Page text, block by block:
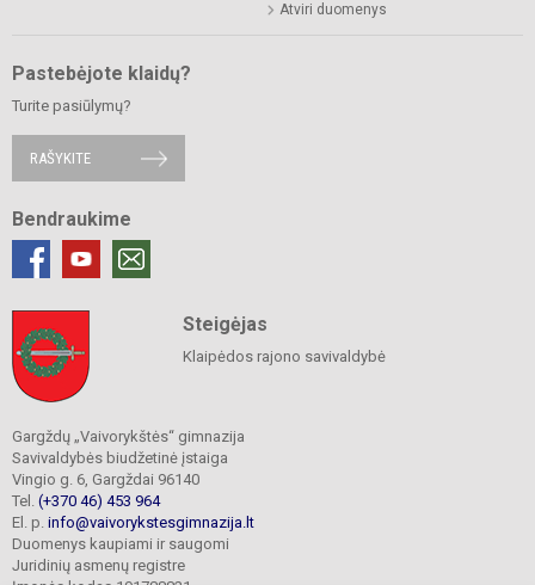
Atviri duomenys
Pastebėjote klaidų?
Turite pasiūlymų?
RAŠYKITE
Bendraukime
Steigėjas
Klaipėdos rajono savivaldybė
Gargždų „Vaivorykštės“ gimnazija
Savivaldybės biudžetinė įstaiga
Vingio g. 6, Gargždai 96140
Tel. (+370 46) 453 964
El. p. info@vaivorykstesgimnazija.lt
Duomenys kaupiami ir saugomi
Juridinių asmenų registre